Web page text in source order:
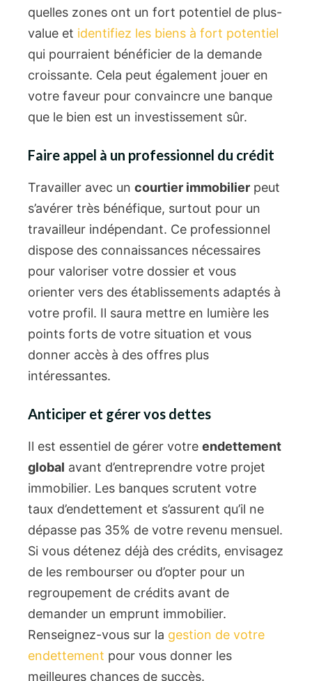
quelles zones ont un fort potentiel de plus-
value et identifiez les biens à fort potentiel
qui pourraient bénéficier de la demande
croissante. Cela peut également jouer en
votre faveur pour convaincre une banque
que le bien est un investissement sûr.
Faire appel à un professionnel du crédit
Travailler avec un courtier immobilier peut
s’avérer très bénéfique, surtout pour un
travailleur indépendant. Ce professionnel
dispose des connaissances nécessaires
pour valoriser votre dossier et vous
orienter vers des établissements adaptés à
votre profil. Il saura mettre en lumière les
points forts de votre situation et vous
donner accès à des offres plus
intéressantes.
Anticiper et gérer vos dettes
Il est essentiel de gérer votre endettement
global avant d’entreprendre votre projet
immobilier. Les banques scrutent votre
taux d’endettement et s’assurent qu’il ne
dépasse pas 35% de votre revenu mensuel.
Si vous détenez déjà des crédits, envisagez
de les rembourser ou d’opter pour un
regroupement de crédits avant de
demander un emprunt immobilier.
Renseignez-vous sur la gestion de votre
endettement pour vous donner les
meilleures chances de succès.